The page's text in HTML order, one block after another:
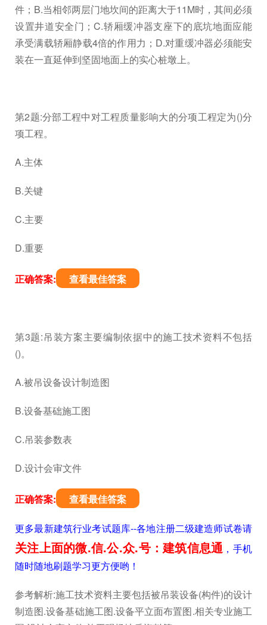
件；B.当相邻两层门地坎间的距离大于11M时，其间必须
设置井道安全门；C.轿厢缓冲器支座下的底坑地面应能
承受满载轿厢静载4倍的作用力；D.对重缓冲器必须能安
装在一直延伸到坚固地面上的实心桩墩上。
第2题:分部工程中对工程质量影响大的分项工程定为()分
项工程。
A.主体
B.关键
C.主要
D.重要
正确答案: 查看最佳答案
第3题:吊装方案主要编制依据中的施工技术资料不包括
()。
A.被吊设备设计制造图
B.设备基础施工图
C.吊装参数表
D.设计会审文件
正确答案: 查看最佳答案
更多最新建筑行业考试题库--各地注册二级建造师试卷请
关注上面的微.信.公.众.号：建筑信息通，手机
随时随地刷题学习更方便哟！
参考解析:施工技术资料主要包括被吊装设备(构件)的设计
制造图.设备基础施工图.设备平立面布置图.相关专业施工